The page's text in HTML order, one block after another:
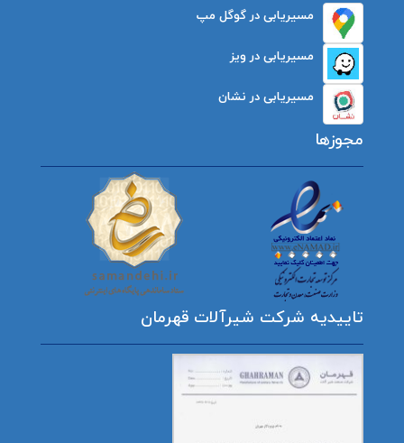
مسیریابی در گوگل مپ
مسیریابی در ویز
مسیریابی در نشان
مجوزها
تاییدیه شرکت شیرآلات قهرمان